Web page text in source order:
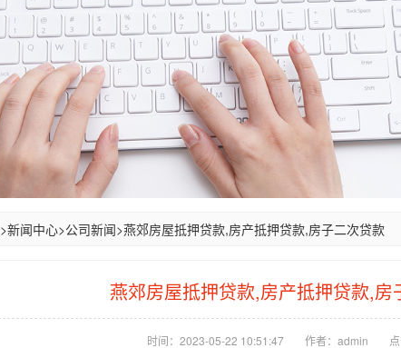
>新闻中心>公司新闻>燕郊房屋抵押贷款,房产抵押贷款,房子二次贷款
燕郊房屋抵押贷款,房产抵押贷款,房
时间：2023-05-22 10:51:47 作者：admin